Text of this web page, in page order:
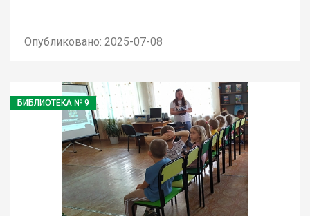
Опубликовано: 2025-07-08
БИБЛИОТЕКА № 9